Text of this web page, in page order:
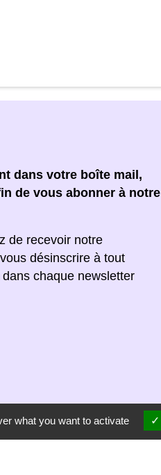
dans votre boîte mail,
de vous abonner à notre
de recevoir notre
désinscrire à tout
chaque newsletter
what you want to activate